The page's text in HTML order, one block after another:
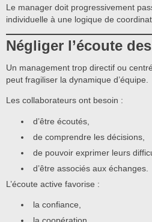
Le manager doit progressivement
individuelle à une logique de
Négliger l’écoute
Un management trop directif ou
peut fragiliser la dynamique d’équipe.
Les collaborateurs ont besoin :
d’être écoutés,
de comprendre les décisions,
de pouvoir exprimer leurs
d’être associés aux échanges.
L’écoute active favorise :
la confiance,